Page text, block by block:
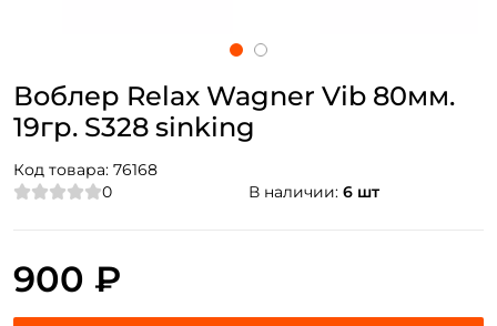
Воблер Relax Wagner Vib 80мм.
19гр. S328 sinking
Код товара: 76168
0
В наличии: 6 шт
900 ₽